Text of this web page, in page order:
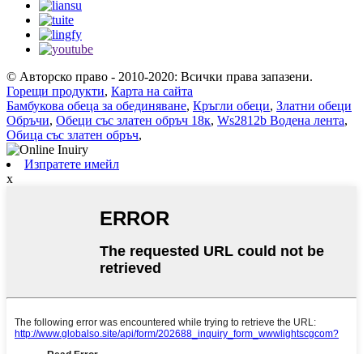
© Авторско право - 2010-2020: Всички права запазени.
Горещи продукти, Карта на сайта
Бамбукова обеца за обединяване, Кръгли обеци, Златни обеци
Обръчи, Обеци със златен обръч 18к, Ws2812b Водена лента,
Обица със златен обръч,
Изпратете имейл
x